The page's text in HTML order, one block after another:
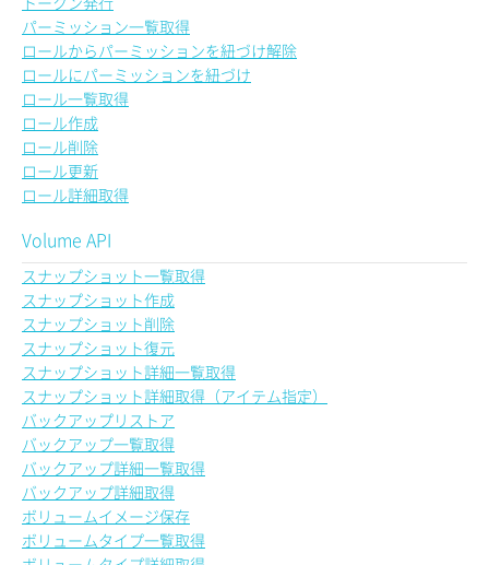
パーミッション一覧取得
ロールからパーミッションを紐づけ解除
ロールにパーミッションを紐づけ
ロール一覧取得
ロール作成
ロール削除
ロール更新
ロール詳細取得
Volume API
スナップショット一覧取得
スナップショット作成
スナップショット削除
スナップショット復元
スナップショット詳細一覧取得
スナップショット詳細取得（アイテム指定）
バックアップリストア
バックアップ一覧取得
バックアップ詳細一覧取得
バックアップ詳細取得
ボリュームイメージ保存
ボリュームタイプ一覧取得